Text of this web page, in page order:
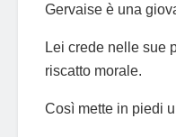
Gervaise è una
Lei crede nelle sue
riscatto morale.
Così mette in piedi